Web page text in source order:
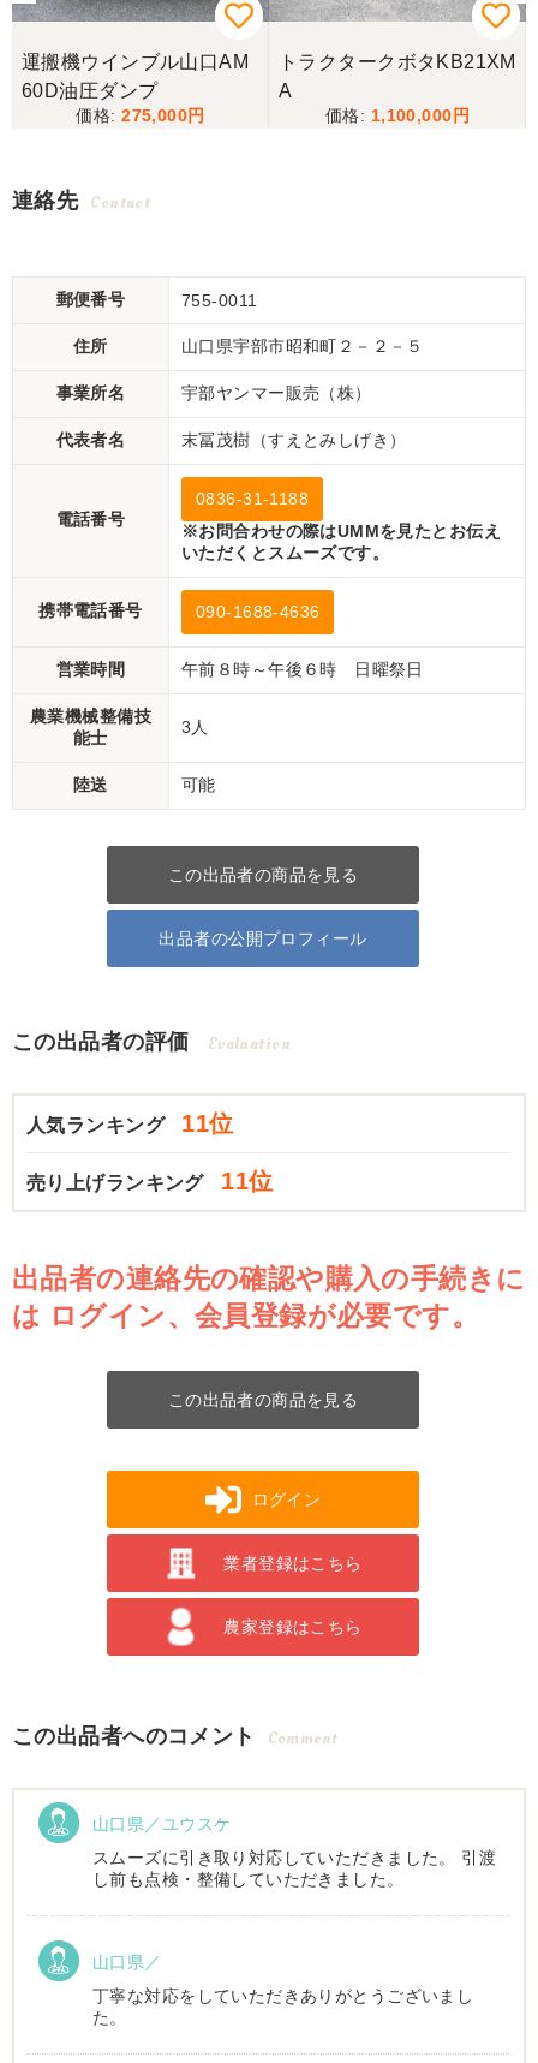
運搬機ウインブル山口AM
60D油圧ダンプ
275,000
トラクタークボタKB21XM
A
1,100,000
連絡先 Contact
郵便番号 755-0011
住所 山口県宇部市昭和町２－２－５
事業所名 宇部ヤンマー販売（株）
代表者名 末冨茂樹（すえとみしげき）
電話番号
0836-31-1188
※お問合わせの際はUMMを見たとお伝え
いただくとスムーズです。
携帯電話番号 090-1688-4636
営業時間 午前８時～午後６時 日曜祭日
農業機械整備技
能士
3人
陸送 可能
この出品者の商品を見る
出品者の公開プロフィール
この出品者の評価 Evaluation
人気ランキング 11位
売り上げランキング 11位
出品者の連絡先の確認や購入の手続きに
は ログイン、会員登録が必要です。
この出品者の商品を見る
ログイン
業者登録はこちら
農家登録はこちら
この出品者へのコメント Comment
山口県／ユウスケ
スムーズに引き取り対応していただきました。 引渡
し前も点検・整備していただきました。
山口県／
丁寧な対応をしていただきありがとうございまし
た。